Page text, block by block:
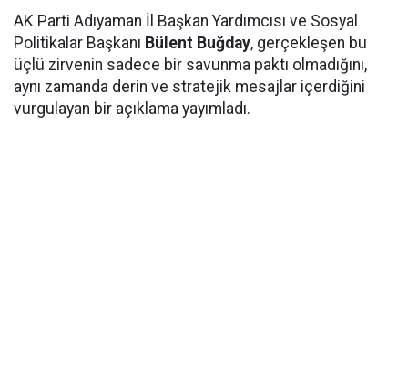
AK Parti Adıyaman İl Başkan Yardımcısı ve Sosyal
Politikalar Başkanı Bülent Buğday, gerçekleşen bu
üçlü zirvenin sadece bir savunma paktı olmadığını,
aynı zamanda derin ve stratejik mesajlar içerdiğini
vurgulayan bir açıklama yayımladı.